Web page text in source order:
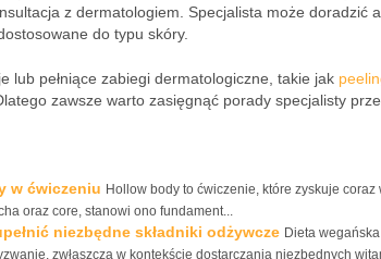
z dermatologiem. Specjalista może doradzić
do typu skóry.
lub pełniące zabiegi dermatologiczne, takie jak
zawsze warto zasięgnąć porady specjalisty
w ćwiczeniu Hollow body to ćwiczenie, które zyskuje
oraz core, stanowi ono fundament...
niezbędne składniki odżywcze Dieta
zwłaszcza w kontekście dostarczania niezbędnych